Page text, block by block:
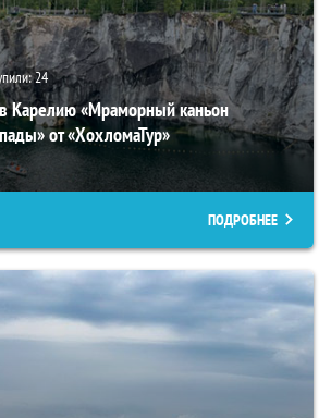
24
Карелию «Мраморный каньон
от «ХохломаТур»
ПОДРОБНЕЕ